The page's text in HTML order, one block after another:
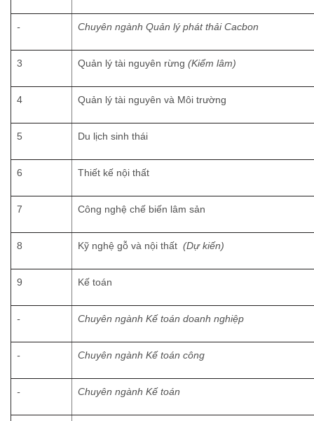
- Chuyên ngành Quản lý phát thải Cacbon
3 Quản lý tài nguyên rừng (Kiểm lâm)
4 Quản lý tài nguyên và Môi trường
5 Du lịch sinh thái
6 Thiết kế nội thất
7 Công nghệ chế biến lâm sản
8 Kỹ nghệ gỗ và nội thất (Dự kiến)
9 Kế toán
- Chuyên ngành Kế toán doanh nghiệp
- Chuyên ngành Kế toán công
- Chuyên ngành Kế toán